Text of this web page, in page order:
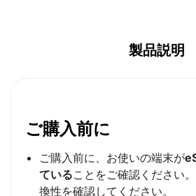
製品説明
ご購入前に
ご購入前に、お使いの端末が
ていることをご確認ください
換性を確認してください。